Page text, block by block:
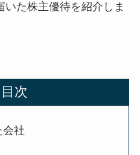
いた株主優待を紹介しま
目次
会社